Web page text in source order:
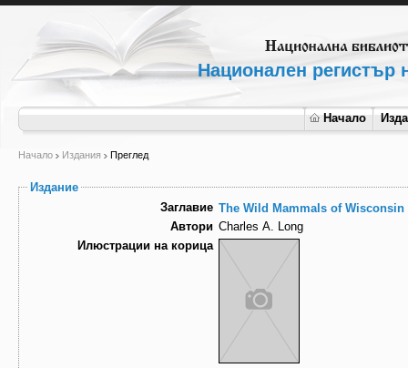
Национален регистър
Начало
Начало Издания Преглед
Издание
Заглавие The Wild Mammals of Wisconsin
Автори Charles A. Long
Илюстрации на корица